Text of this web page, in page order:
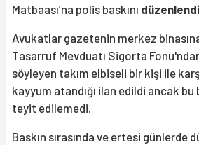
Matbaası’na polis baskını düzenlendi
Avukatlar gazetenin merkez
Tasarruf Mevduatı Sigorta
söyleyen takım elbiseli bir kişi ile
kayyum atandığı ilan edildi ancak
teyit edilemedi.
Baskın sırasında ve ertesi günlerde